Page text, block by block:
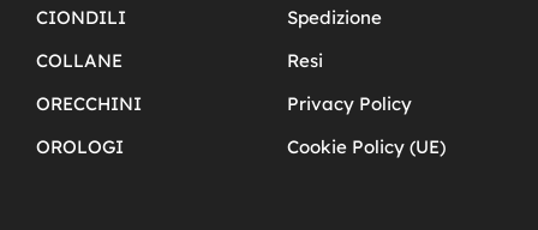
CIONDILI
COLLANE
ORECCHINI
OROLOGI
Spedizione
Resi
Privacy Policy
Cookie Policy (UE)